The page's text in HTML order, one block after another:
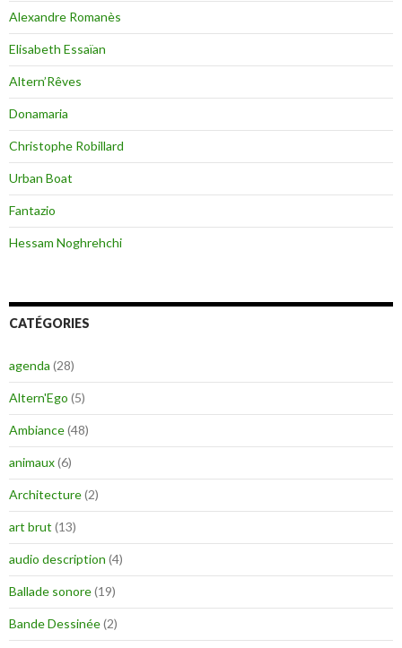
Alexandre Romanès
Elisabeth Essaïan
Altern’Rêves
Donamaria
Christophe Robillard
Urban Boat
Fantazio
Hessam Noghrehchi
CATÉGORIES
agenda (28)
Altern'Ego (5)
Ambiance(48)
animaux(6)
Architecture(2)
art brut (13)
audio description (4)
Ballade sonore(19)
Bande Dessinée(2)